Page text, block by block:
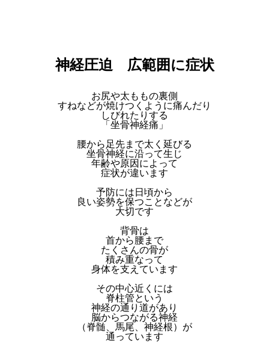
神経圧迫 広範囲に症状
お尻や太ももの裏側
すねなどが焼けつくように痛んだり
しびれたりする
「坐骨神経痛」
腰から足先まで太く延びる
坐骨神経に沿って生じ
年齢や原因によって
症状が違います
予防には日頃から
良い姿勢を保つことなどが
大切です
背骨は
首から腰まで
たくさんの骨が
積み重なって
身体を支えています
その中心近くには
脊柱管という
神経の通り道があり
脳からつながる神経
（脊髄、馬尾、神経根）が
通っています